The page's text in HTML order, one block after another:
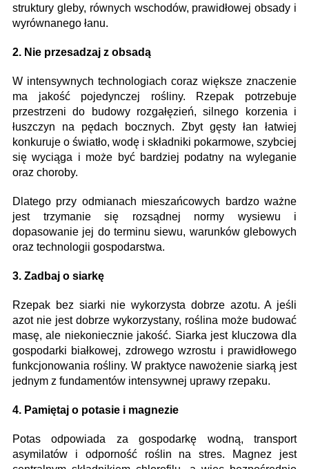
struktury gleby, równych wschodów, prawidłowej obsady i
wyrównanego łanu.
2. Nie przesadzaj z obsadą
W intensywnych technologiach coraz większe znaczenie
ma jakość pojedynczej rośliny. Rzepak potrzebuje
przestrzeni do budowy rozgałęzień, silnego korzenia i
łuszczyn na pędach bocznych. Zbyt gęsty łan łatwiej
konkuruje o światło, wodę i składniki pokarmowe, szybciej
się wyciąga i może być bardziej podatny na wyleganie
oraz choroby.
Dlatego przy odmianach mieszańcowych bardzo ważne
jest trzymanie się rozsądnej normy wysiewu i
dopasowanie jej do terminu siewu, warunków glebowych
oraz technologii gospodarstwa.
3. Zadbaj o siarkę
Rzepak bez siarki nie wykorzysta dobrze azotu. A jeśli
azot nie jest dobrze wykorzystany, roślina może budować
masę, ale niekoniecznie jakość. Siarka jest kluczowa dla
gospodarki białkowej, zdrowego wzrostu i prawidłowego
funkcjonowania rośliny. W praktyce nawożenie siarką jest
jednym z fundamentów intensywnej uprawy rzepaku.
4. Pamiętaj o potasie i magnezie
Potas odpowiada za gospodarkę wodną, transport
asymilatów i odporność roślin na stres. Magnez jest